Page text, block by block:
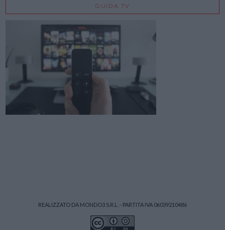
GUIDA TV
REALIZZATO DA MONDO3 S.R.L. - PARTITA IVA 06039210486